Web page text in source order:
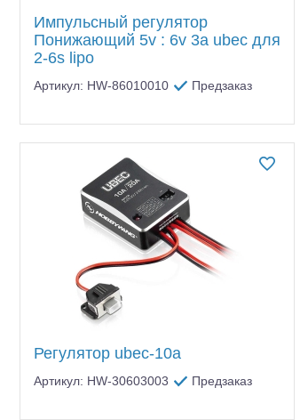
Двигатели
Технические жидкости
Оптовая продажа запчастей
для моделей
Импульсный регулятор
Понижающий 5v : 6v 3a ubec для
2-6s lipo
Артикул: HW-86010010 Предзаказ
Регулятор ubec-10a
Артикул: HW-30603003 Предзаказ